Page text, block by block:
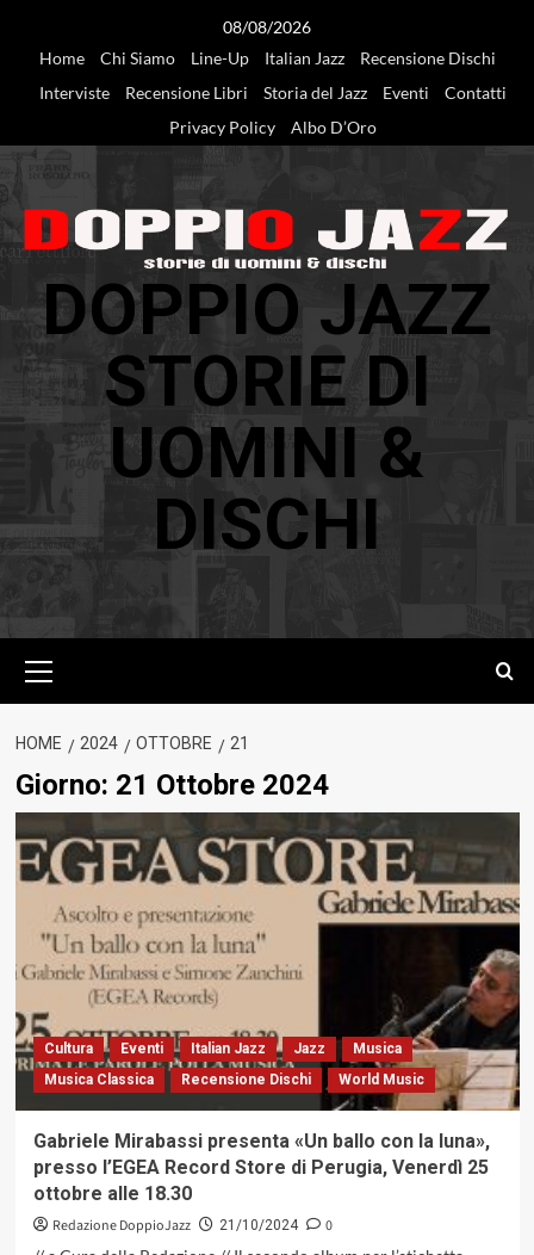
08/08/2026
Home
Chi Siamo Line-Up Italian Jazz
Recensione Dischi
Interviste
Recensione Libri Storia del Jazz Eventi
Contatti
Privacy Policy
Albo D’Oro
DOPPIO JAZZ
STORIE DI
UOMINI &
DISCHI
principale
HOME 2024 OTTOBRE 21
Giorno: 21 Ottobre 2024
Cultura Eventi Italian Jazz Jazz
Musica
Musica Classica
Recensione Dischi World Music
Gabriele Mirabassi presenta «Un ballo con la luna»,
presso l’EGEA Record Store di Perugia, Venerdì 25
ottobre alle 18.30
Redazione DoppioJazz 21/10/2024
0